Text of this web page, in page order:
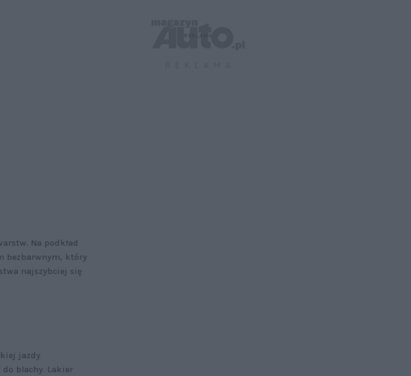
Na podkład
bezbarwnym, który
najszybciej się
jazdy
blachy. Lakier